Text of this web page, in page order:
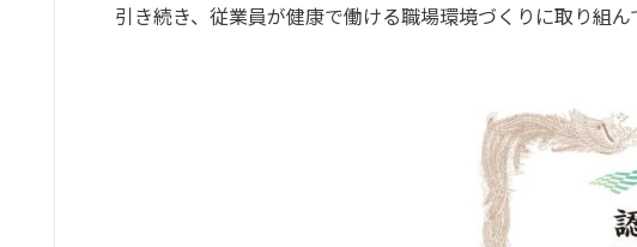
引き続き、従業員が健康で働ける職場環境づくりに取り組ん